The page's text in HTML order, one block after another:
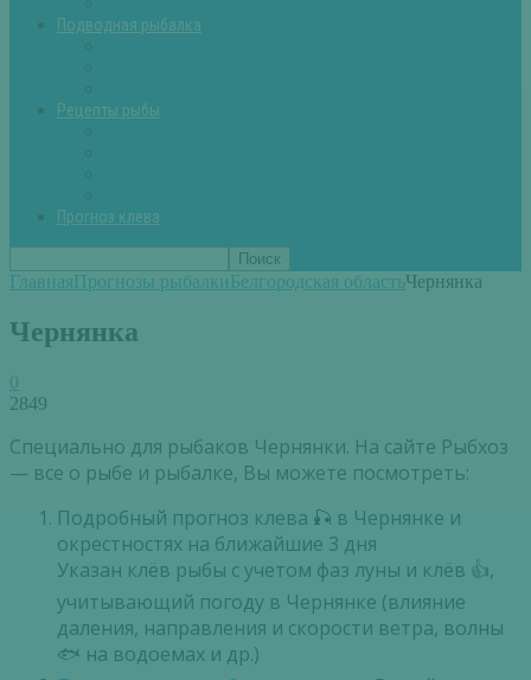
Подводная рыбалка
Рецепты рыбы
Прогноз клева
ГлавнаяПрогнозы рыбалкиБелгородская областьЧернянка
Чернянка
0
2849
Специально для рыбаков Чернянки. На сайте Рыбхоз
— все о рыбе и рыбалке, Вы можете посмотреть:
Подробный прогноз клева 🎣 в Чернянке и
окрестностях на ближайшие 3 дня
Указан клёв рыбы с учетом фаз луны и клёв 👍,
учитывающий погоду в Чернянке (влияние
даления, направления и скорости ветра, волны
🐟 на водоемах и др.)